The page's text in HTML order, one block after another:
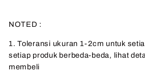
NOTED :
1. Toleransi ukuran 1-2cm untuk
setiap produk berbeda-beda, lihat
membeli